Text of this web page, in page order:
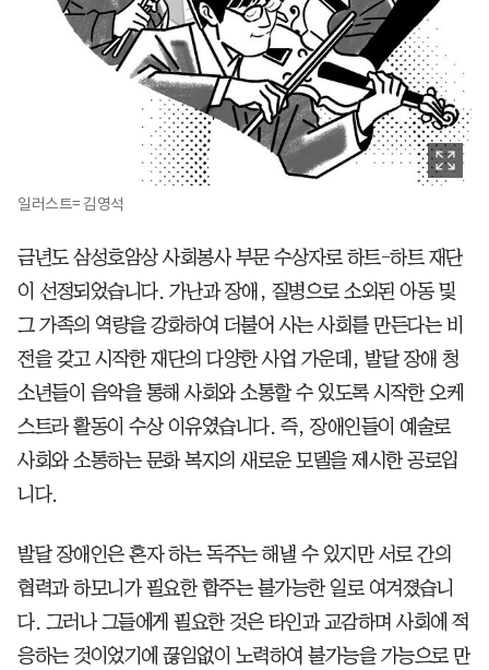
일러스트= 김영석
금년도 삼성호암상 사회봉사 부문 수상자로 하트-하트 재단
이 선정되었습니다. 가난과 장애, 질병으로 소외된 아동 및
그 가족의 역량을 강화하여 더불어 사는 사회를 만든다는 비
전을 갖고 시작한 재단의 다양한 사업 가운데, 발달 장애 청
소년들이 음악을 통해 사회와 소통할 수 있도록 시작한 오케
스트라 활동이 수상 이유였습니다. 즉, 장애인들이 예술로
사회와 소통하는 문화 복지의 새로운 모델을 제시한 공로입
니다.
발달 장애인은 혼자 하는 독주는 해낼 수 있지만 서로 간의
협력과 하모니가 필요한 합주는 불가능한 일로 여겨졌습니
다. 그러나 그들에게 필요한 것은 타인과 교감하며 사회에 적
응하는 것이었기에 끊임없이 노력하여 불가능을 가능으로 만